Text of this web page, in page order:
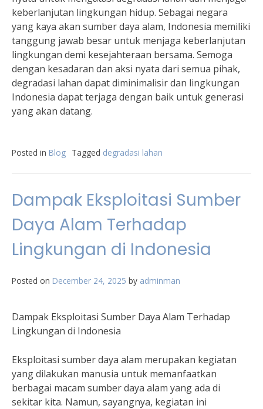
keberlanjutan lingkungan hidup. Sebagai negara
yang kaya akan sumber daya alam, Indonesia memiliki
tanggung jawab besar untuk menjaga keberlanjutan
lingkungan demi kesejahteraan bersama. Semoga
dengan kesadaran dan aksi nyata dari semua pihak,
degradasi lahan dapat diminimalisir dan lingkungan
Indonesia dapat terjaga dengan baik untuk generasi
yang akan datang.
Posted in Blog Tagged degradasi lahan
Dampak Eksploitasi Sumber
Daya Alam Terhadap
Lingkungan di Indonesia
Posted on December 24, 2025 by adminman
Dampak Eksploitasi Sumber Daya Alam Terhadap
Lingkungan di Indonesia
Eksploitasi sumber daya alam merupakan kegiatan
yang dilakukan manusia untuk memanfaatkan
berbagai macam sumber daya alam yang ada di
sekitar kita. Namun, sayangnya, kegiatan ini